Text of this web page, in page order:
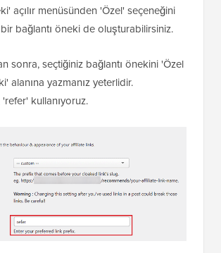
açılır menüsünden 'Özel' seçeneğini
bağlantı öneki de oluşturabilirsiniz.
sonra, seçtiğiniz bağlantı önekini 'Özel
alanına yazmanız yeterlidir.
kullanıyoruz.